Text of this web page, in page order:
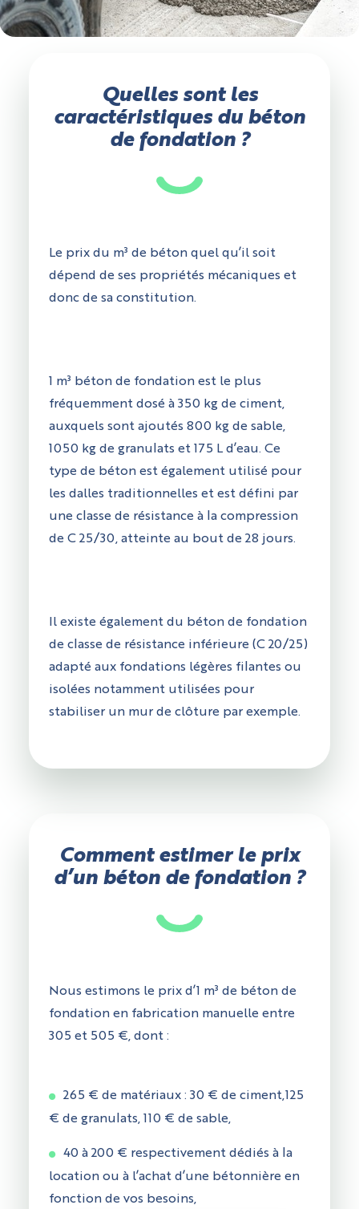
Quelles sont les
caractéristiques du béton
de fondation ?
Le prix du m³ de béton quel qu’il soit
dépend de ses propriétés mécaniques et
donc de sa constitution.
1 m³ béton de fondation est le plus
fréquemment dosé à 350 kg de ciment,
auxquels sont ajoutés 800 kg de sable,
1050 kg de granulats et 175 L d’eau. Ce
type de béton est également utilisé pour
les dalles traditionnelles et est défini par
une classe de résistance à la compression
de C 25/30, atteinte au bout de 28 jours.
Il existe également du béton de fondation
de classe de résistance inférieure (C 20/25)
adapté aux fondations légères filantes ou
isolées notamment utilisées pour
stabiliser un mur de clôture par exemple.
Comment estimer le prix
d’un béton de fondation ?
Nous estimons le prix d’1 m³ de béton de
fondation en fabrication manuelle entre
305 et 505 €, dont :
265 € de matériaux : 30 € de ciment,125
€ de granulats, 110 € de sable,
40 à 200 € respectivement dédiés à la
location ou à l’achat d’une bétonnière en
fonction de vos besoins,